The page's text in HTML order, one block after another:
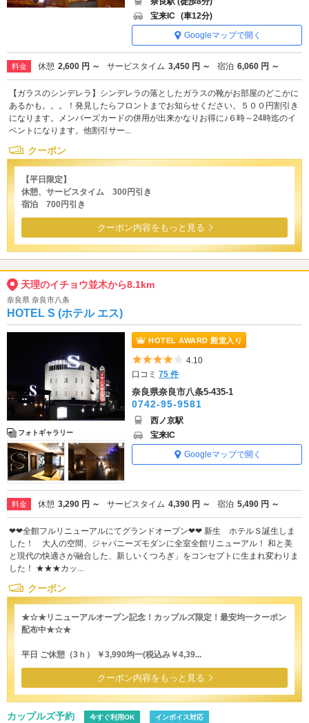
宝来IC (車12分)
Googleマップで開く
料金 休憩 2,600 円 ～ サービスタイム 3,450 円 ～ 宿泊 6,060 円 ～
【ガラスのシンデレラ】シンデレラの落としたガラスの靴がお部屋のどこかに
あるかも。。。！発見したらフロントまでお知らせください。５００円割引き
になります。メンバーズカードの併用が出来かなりお得に♪６時～24時迄のイ
ベントになります。他割引サー...
クーポン
【平日限定】
休憩、サービスタイム 300円引き
宿泊 700円引き
クーポン内容をもっと見る
天理のイチョウ並木から8.1km
奈良県 奈良市八条
HOTEL S (ホテル エス)
フォトギャラリー
HOTEL AWARD 殿堂入り
5つ星のうち4
4.10
口コミ75 件
奈良県奈良市八条5-435-1
0742-95-9581
西ノ京駅
宝来IC
Googleマップで開く
料金 休憩 3,290 円 ～ サービスタイム 4,390 円 ～ 宿泊 5,490 円 ～
❤❤全館フルリニューアルにてグランドオープン❤❤ 新生 ホテルＳ誕生しま
した！ 大人の空間、ジャパニーズモダンに全室全館リニューアル！ 和と美
と現代の快適さが融合した、新しいくつろぎ」をコンセプトに生まれ変わりま
した！ ★★★カッ...
クーポン
★☆★リニューアルオープン記念！カップルズ限定！最安均一クーポン
配布中★☆★
平日 ご休憩（3ｈ） ￥3,990均一(税込み￥4,39...
クーポン内容をもっと見る
カップルズ予約 今すぐ利用OK インボイス対応